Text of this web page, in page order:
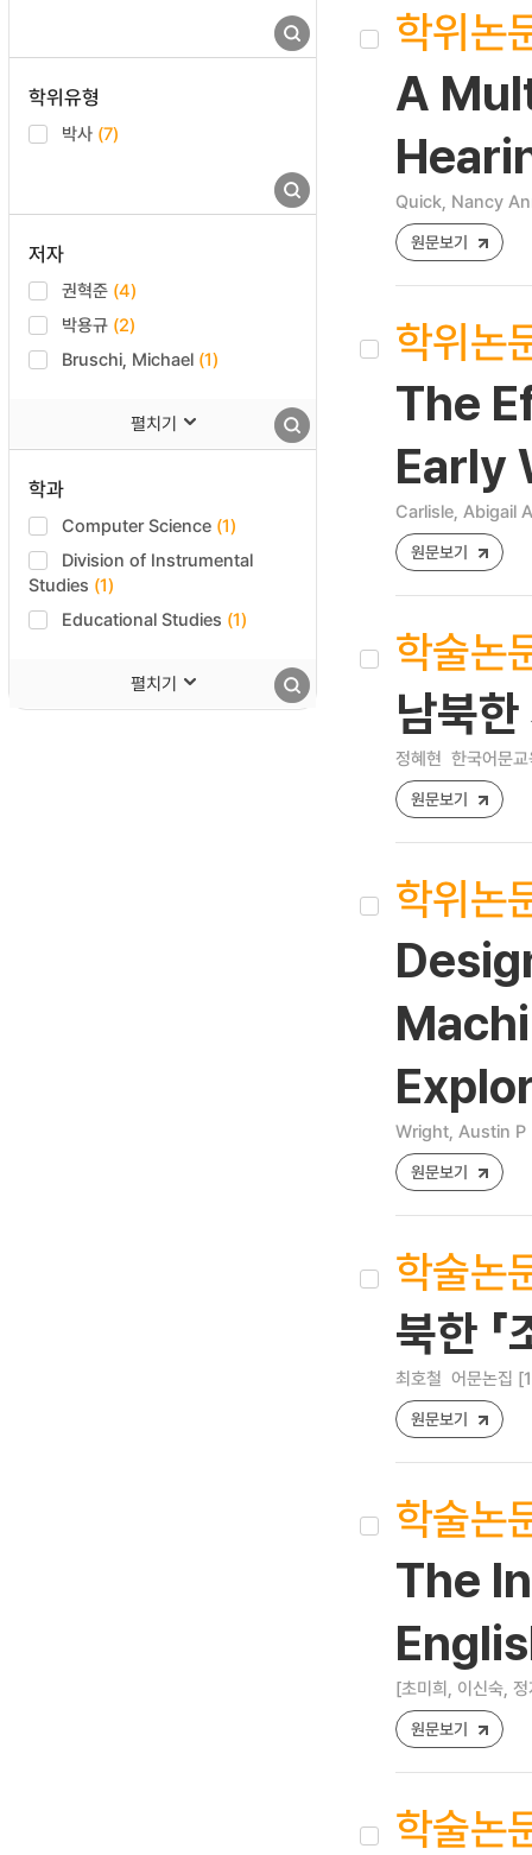
학위유형
박사 (7)
저자
권혁준 (4)
박용규 (2)
Bruschi, Michael (1)
펼치기
학과
Computer Science (1)
Division of Instrumental
Studies (1)
Educational Studies (1)
펼치기
학위논
A
Quick, Nancy
원문보기
학위논
The
Early
Carlisle, Abigail
원문보기
학술논
남북
정혜현 한국어문
원문보기
학위논
Wright, Austin P
원문보기
학술논
북한
최호철 어문논집
원문보기
학술논
The
[초미희, 이신숙,
원문보기
학술논